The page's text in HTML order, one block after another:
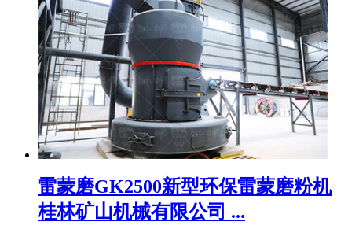
雷蒙磨GK2500新型环保雷蒙磨粉机
桂林矿山机械有限公司 ...